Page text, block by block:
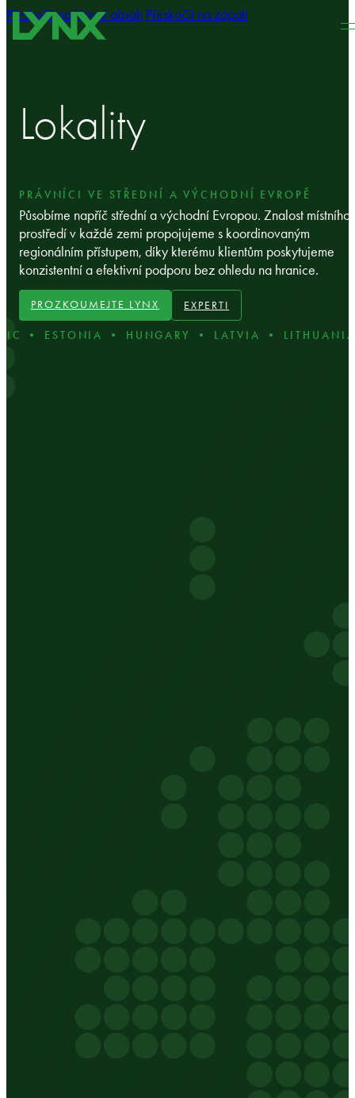
Přeskočit na hlavní obsah Přeskočit na zápatí
Lokality
PRÁVNÍCI VE STŘEDNÍ A VÝCHODNÍ EVROPĚ
Působíme napříč střední a východní Evropou. Znalost místního
prostředí v každé zemi propojujeme s koordinovaným
regionálním přístupem, díky kterému klientům poskytujeme
konzistentní a efektivní podporu bez ohledu na hranice.
PROZKOUMEJTE LYNX EXPERTI
• ESTONIA • HUNGARY • LATVIA •